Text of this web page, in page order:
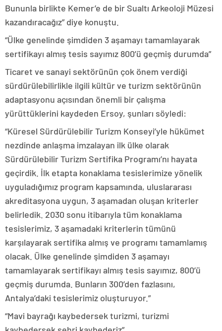
Bununla birlikte Kemer’e de bir Sualtı Arkeoloji Müzesi
kazandıracağız” diye konuştu.
“Ülke genelinde şimdiden 3 aşamayı tamamlayarak
sertifikayı almış tesis sayımız 800’ü geçmiş durumda”
Ticaret ve sanayi sektörünün çok önem verdiği
sürdürülebilirlikle ilgili kültür ve turizm sektörünün
adaptasyonu açısından önemli bir çalışma
yürüttüklerini kaydeden Ersoy, şunları söyledi:
“Küresel Sürdürülebilir Turizm Konseyi’yle hükümet
nezdinde anlaşma imzalayan ilk ülke olarak
Sürdürülebilir Turizm Sertifika Programı’nı hayata
geçirdik. İlk etapta konaklama tesislerimize yönelik
uyguladığımız program kapsamında, uluslararası
akreditasyona uygun, 3 aşamadan oluşan kriterler
belirledik. 2030 sonu itibarıyla tüm konaklama
tesislerimiz, 3 aşamadaki kriterlerin tümünü
karşılayarak sertifika almış ve programı tamamlamış
olacak. Ülke genelinde şimdiden 3 aşamayı
tamamlayarak sertifikayı almış tesis sayımız, 800’ü
geçmiş durumda. Bunların 300’den fazlasını,
Antalya’daki tesislerimiz oluşturuyor.”
“Mavi bayrağı kaybedersek turizmi, turizmi